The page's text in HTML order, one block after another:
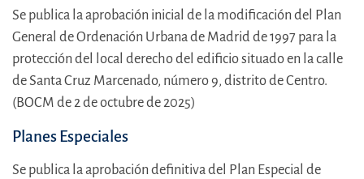
Se publica la aprobación inicial de la modificación del Plan
General de Ordenación Urbana de Madrid de 1997 para la
protección del local derecho del edificio situado en la calle
de Santa Cruz Marcenado, número 9, distrito de Centro.
(BOCM de 2 de octubre de 2025)
Planes Especiales
Se publica la aprobación definitiva del Plan Especial de